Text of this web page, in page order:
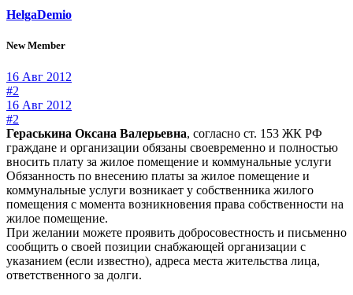
HelgaDemio
New Member
16 Авг 2012
#2
16 Авг 2012
#2
Гераськина Оксана Валерьевна, согласно ст. 153 ЖК РФ
граждане и организации обязаны своевременно и полностью
вносить плату за жилое помещение и коммунальные услуги
Обязанность по внесению платы за жилое помещение и
коммунальные услуги возникает у собственника жилого
помещения с момента возникновения права собственности на
жилое помещение.
При желании можете проявить добросовестность и письменно
сообщить о своей позиции снабжающей организации с
указанием (если известно), адреса места жительства лица,
ответственного за долги.